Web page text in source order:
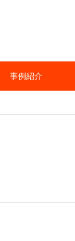
事例紹介